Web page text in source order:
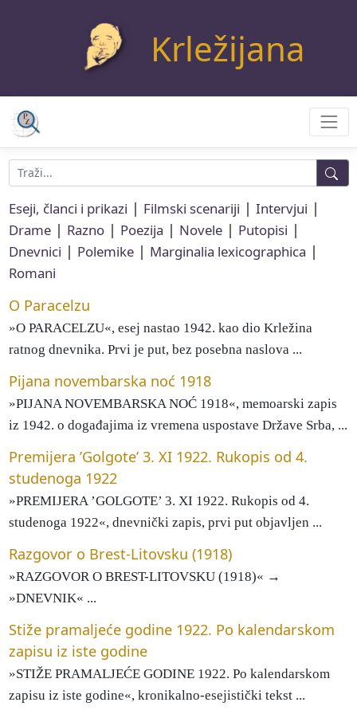
Krležijana
Eseji, članci i prikazi | Filmski scenariji | Intervjui |
Drame| Razno| Poezija | Novele| Putopisi |
Dnevnici | Polemike| Marginalia lexicographica |
Romani
O Paracelzu
»O PARACELZU«, esej nastao 1942. kao dio Krležina
ratnog dnevnika. Prvi je put, bez posebna naslova ...
Pijana novembarska noć 1918
»PIJANA NOVEMBARSKA NOĆ 1918«, memoarski zapis
iz 1942. o događajima iz vremena uspostave Države Srba, ...
Premijera ’Golgote’ 3. XI 1922. Rukopis od 4.
studenoga 1922
»PREMIJERA ’GOLGOTE’ 3. XI 1922. Rukopis od 4.
studenoga 1922«, dnevnički zapis, prvi put objavljen ...
Razgovor o Brest-Litovsku (1918)
»RAZGOVOR O BREST-LITOVSKU (1918)« →
»DNEVNIK« ...
Stiže pramaljeće godine 1922. Po kalendarskom
zapisu iz iste godine
»STIŽE PRAMALJEĆE GODINE 1922. Po kalendarskom
zapisu iz iste godine«, kronikalno-esejistički tekst ...